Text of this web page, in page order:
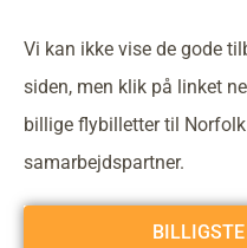
Vi kan ikke vise de gode
siden, men klik på linket
billige flybilletter til
samarbejdspartner.